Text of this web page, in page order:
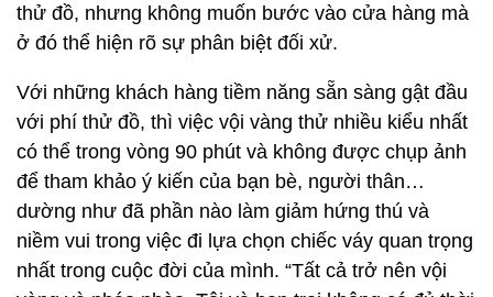
thử đồ, nhưng không muốn bước vào cửa hàng mà
ở đó thể hiện rõ sự phân biệt đối xử.
Với những khách hàng tiềm năng sẵn sàng gật đầu
với phí thử đồ, thì việc vội vàng thử nhiều kiểu nhất
có thể trong vòng 90 phút và không được chụp ảnh
để tham khảo ý kiến của bạn bè, người thân…
dường như đã phần nào làm giảm hứng thú và
niềm vui trong việc đi lựa chọn chiếc váy quan trọng
nhất trong cuộc đời của mình. “Tất cả trở nên vội